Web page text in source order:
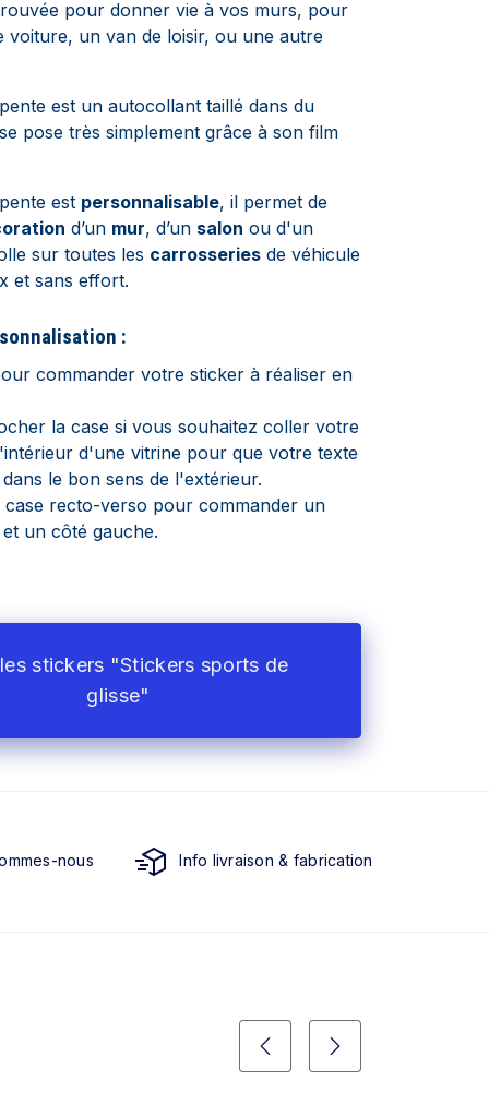
pour donner vie à vos murs, pour
voiture, un van de loisir, ou une autre
est un autocollant taillé dans du
pose très simplement grâce à son film
est personnalisable, il permet de
d’un mur, d’un salon ou d'un
sur toutes les carrosseries de véhicule
et sans effort.
:
commander votre sticker à réaliser en
la case si vous souhaitez coller votre
d'une vitrine pour que votre texte
le bon sens de l'extérieur.
case recto-verso pour commander un
un côté gauche.
stickers "Stickers sports de
glisse"
nous Info livraison & fabrication